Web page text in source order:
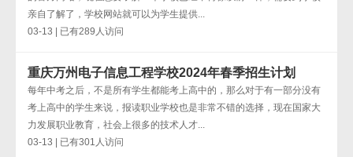
亲自了解了，学校网站就可以为学生提供...
03-13 | 已有289人访问
重庆万州电子信息工程学校2024年春季招生计划
每年中考之后，不是所有学生都能考上高中的，那么对于有一部分没有
考上高中的学生来说，报读职业学校也是非常不错的选择，现在国家大
力发展职业教育，社会上很多的技术人才...
03-13 | 已有301人访问